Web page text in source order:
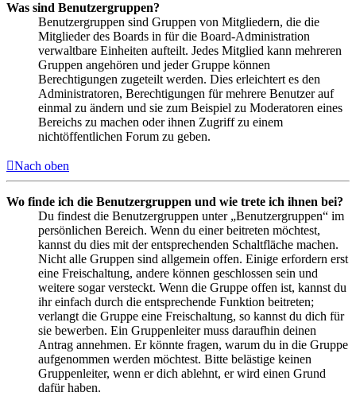
Was sind Benutzergruppen?
Benutzergruppen sind Gruppen von Mitgliedern, die die
Mitglieder des Boards in für die Board-Administration
verwaltbare Einheiten aufteilt. Jedes Mitglied kann mehreren
Gruppen angehören und jeder Gruppe können
Berechtigungen zugeteilt werden. Dies erleichtert es den
Administratoren, Berechtigungen für mehrere Benutzer auf
einmal zu ändern und sie zum Beispiel zu Moderatoren eines
Bereichs zu machen oder ihnen Zugriff zu einem
nichtöffentlichen Forum zu geben.
Nach oben
Wo finde ich die Benutzergruppen und wie trete ich ihnen bei?
Du findest die Benutzergruppen unter „Benutzergruppen“ im
persönlichen Bereich. Wenn du einer beitreten möchtest,
kannst du dies mit der entsprechenden Schaltfläche machen.
Nicht alle Gruppen sind allgemein offen. Einige erfordern erst
eine Freischaltung, andere können geschlossen sein und
weitere sogar versteckt. Wenn die Gruppe offen ist, kannst du
ihr einfach durch die entsprechende Funktion beitreten;
verlangt die Gruppe eine Freischaltung, so kannst du dich für
sie bewerben. Ein Gruppenleiter muss daraufhin deinen
Antrag annehmen. Er könnte fragen, warum du in die Gruppe
aufgenommen werden möchtest. Bitte belästige keinen
Gruppenleiter, wenn er dich ablehnt, er wird einen Grund
dafür haben.